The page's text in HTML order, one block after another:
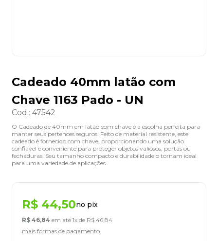
Cadeado 40mm latão com
Chave 1163 Pado - UN
Cod.: 47542
O Cadeado de 40mm em latão com chave é a escolha perfeita para
manter seus pertences seguros. Feito de material resistente, este
cadeado é fornecido com chave, proporcionando uma solução
confiável e conveniente para proteger objetos valiosos, portas ou
fechaduras. Seu tamanho compacto e durabilidade o tornam ideal
para uma variedade de aplicações.
R$ 44,50no pix
R$ 46,84 em até 1x de R$ 46,84
mais formas de pagamento